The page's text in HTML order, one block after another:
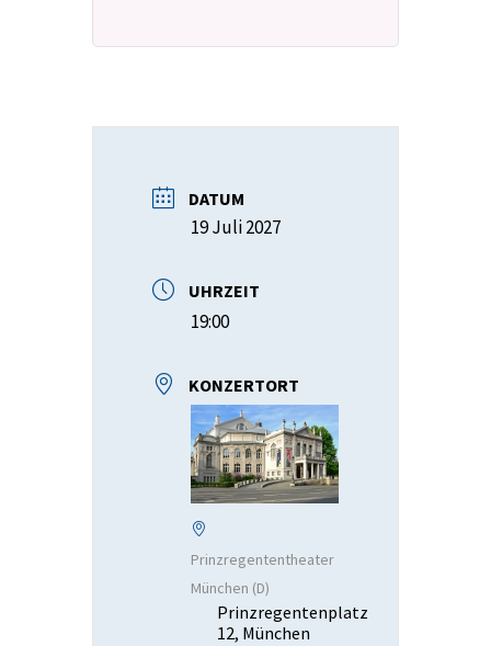
DATUM
19 Juli 2027
UHRZEIT
19:00
KONZERTORT
Prinzregententheater
München (D)
Prinzregentenplatz
12, München